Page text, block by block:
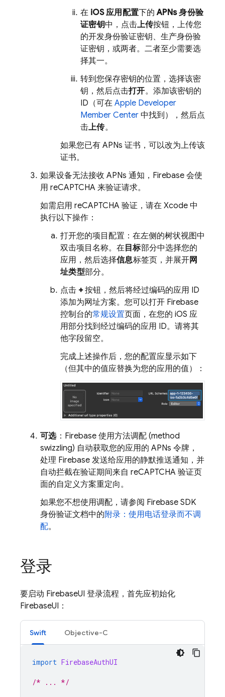
在 iOS 应用配置下的APNs 身份验
证密钥中，点击上传按钮，上传您
的开发身份验证密钥、生产身份验
证密钥，或两者。二者至少需要选
择其一。
转到您保存密钥的位置，选择该密
钥，然后点击打开。添加该密钥的
ID（可在 Apple Developer
Member Center 中找到），然后点
击上传。
如果您已有 APNs 证书，可以改为上传该
证书。
如果设备无法接收 APNs 通知，Firebase 会使
用 reCAPTCHA 来验证请求。
如需启用 reCAPTCHA 验证，请在 Xcode 中
执行以下操作：
打开您的项目配置：在左侧的树状视图中
双击项目名称。在 目标部分中选择您的
应用，然后选择信息标签页，并展开网
址类型部分。
点击 +按钮，然后将经过编码的应用 ID
添加为网址方案。您可以打开 Firebase
控制台的常规设置页面，在您的 iOS 应
用部分找到经过编码的应用 ID。请将其
他字段留空。
完成上述操作后，您的配置应显示如下
（但其中的值应替换为您的应用的值）：
可选：Firebase 使用方法调配 (method
swizzling) 自动获取您的应用的 APNs 令牌，
处理 Firebase 发送给应用的静默推送通知，并
自动拦截在验证期间来自 reCAPTCHA 验证页
面的自定义方案重定向。
如果您不想使用调配，请参阅 Firebase SDK
身份验证文档中的附录：使用电话登录而不调
配。
登录
要启动 FirebaseUI 登录流程，首先应初始化
FirebaseUI：
Swift Objective-C
import FirebaseAuthUI
/* ... */